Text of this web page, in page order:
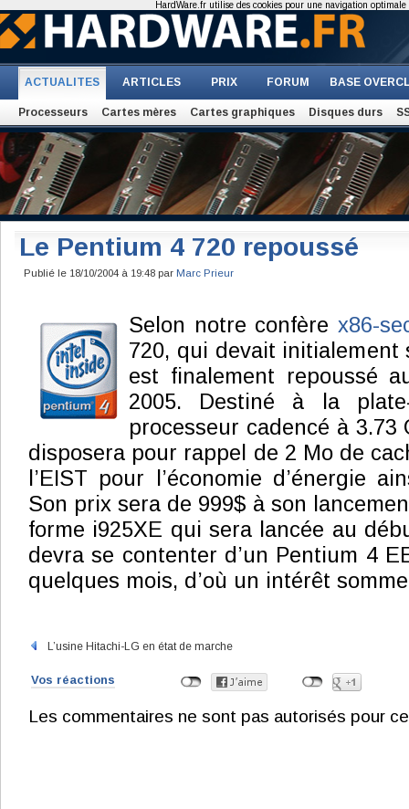
ACTUALITES ARTICLES PRIX FORUM BASE
Processeurs Cartes mères Cartes graphiques Disques durs
Le Pentium 4 720 repoussé
Publié le 18/10/2004 à 19:48 par Marc Prieur
Selon notre confère x86-
720, qui devait initialement
est finalement repoussé
2005. Destiné à la
processeur cadencé à 3.73
disposera pour rappel de 2 Mo de
l’EIST pour l’économie d’énergie
Son prix sera de 999$ à son
forme i925XE qui sera lancée au
devra se contenter d’un Pentium 4
quelques mois, d’où un intérêt
L’usine Hitachi-LG en état de marche
Vos réactions
Les commentaires ne sont pas autorisés pour
HardWare.fr utilise des cookies pour une navigation